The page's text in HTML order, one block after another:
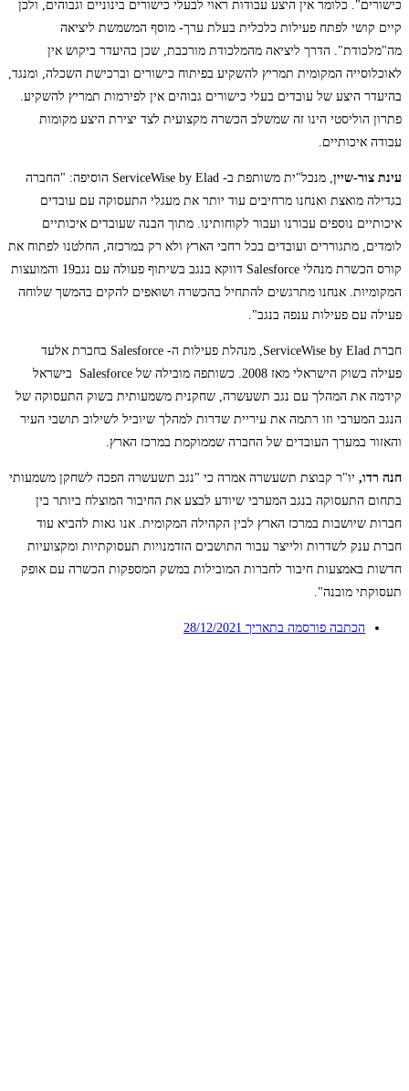
כישורים". כלומר אין היצע עבודות ראוי לבעלי כישורים בינוניים וגבוהים, ולכן
קיים קושי לפתח פעילות כלכלית בעלת ערך- מוסף המשמשת ליציאה
מה"מלכודת". הדרך ליציאה מהמלכודת מורכבת, שכן בהיעדר ביקוש אין
לאוכלוסייה המקומית תמריץ להשקיע בפיתוח כישורים וברכישת השכלה, ומנגד,
בהיעדר היצע של עובדים בעלי כישורים גבוהים אין לפירמות תמריץ להשקיע.
פתרון הוליסטי הינו זה שמשלב הכשרה מקצועית לצד יצירת היצע מקומות
עבודה איכותיים.
עינת צור-שיין, מנכל"ית משותפת ב- ServiceWise by Elad הוסיפה:
"החברה
בגדילה מואצת ואנחנו מרחיבים עוד יותר את מעגלי התעסוקה עם עובדים
איכותיים נוספים עבורנו ועבור לקוחותינו. מתוך הבנה שעובדים איכותיים
לומדים, מתגוררים ועובדים בכל רחבי הארץ ולא רק במרכזה, החלטנו לפתוח את
קורס הכשרת מנהלי Salesforce דווקא בנגב בשיתוף פעולה עם נגב19 והמועצות
המקומיות. אנחנו מתרגשים להתחיל בהכשרה ושואפים להקים בהמשך שלוחה
פעילה עם פעילות ענפה בנגב".
חברת ServiceWise by Elad, מנהלת פעילות ה- Salesforce בחברת אלעד
פעילה בשוק הישראלי מאז 2008. כשותפה מובילה של Salesforce בישראל
קידמה את המהלך עם נגב תשעשרה, שחקנית משמעותית בשוק התעסוקה של
הנגב המערבי וזו רתמה את עיריית שדרות למהלך שיוביל לשילוב תושבי העיר
והאזור במערך העובדים של החברה שממוקמת במרכז הארץ.
חנה רדו, יו"ר קבוצת תשעשרה אמרה כי "נגב תשעשרה הפכה לשחקן משמעותי
בתחום התעסוקה בנגב המערבי שיודע לבצע את החיבור המוצלח ביותר בין
חברות שיושבות במרכז הארץ לבין הקהילה המקומית. אנו גאות להביא עוד
חברת ענק לשדרות ולייצר עבור התושבים הזדמנויות תעסוקתיות ומקצועיות
חדשות באמצעות חיבור לחברות המובילות במשק המספקות הכשרה עם אופק
תעסוקתי מובנה".
הכתבה פורסמה בתאריך 28/12/2021